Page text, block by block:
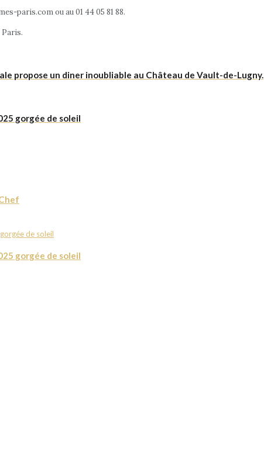
paris.com ou au 01 44 05 81 88.
propose un diner inoubliable au Château de Vault-de-Lugny.
gorgée de soleil
gorgée de soleil